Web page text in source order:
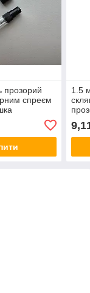
прозорий
спреєм
1.5